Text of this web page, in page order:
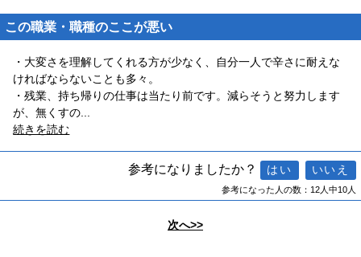
この職業・職種のここが悪い
・大変さを理解してくれる方が少なく、自分一人で辛さに耐えな
ければならないことも多々。
・残業、持ち帰りの仕事は当たり前です。減らそうと努力します
が、無くすの
続きを読む
参考になりましたか？
参考になった人の数：12人中10人
次へ>>